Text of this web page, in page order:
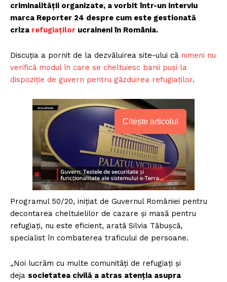
criminalității organizate, a vorbit într-un interviu
marca Reporter 24 despre cum este gestionată
criza refugiaţilor ucraineni în România.
Discuţia a pornit de la dezvăluirea site-ului că nimeni nu
verifică modul în care se cheltuiesc banii puşi la
dispoziţie de guvern pentru găzduirea refugiaţilor.
Citește articolul
Programul 50/20, iniţiat de Guvernul României pentru
decontarea cheltuielilor de cazare şi masă pentru
refugiaţi, nu este eficient, arată Silvia Tăbuşcă,
specialist în combaterea traficului de persoane.
„Noi lucrăm cu multe comunităţi de refugiaţi şi
deja societatea civilă a atras atenţia asupra